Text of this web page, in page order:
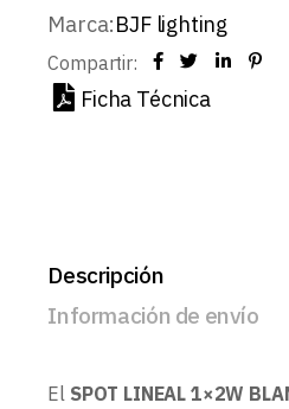
Marca:BJF lighting
Compartir:
Ficha Técnica
Descripción
Información de envío
El SPOT LINEAL 1×2W